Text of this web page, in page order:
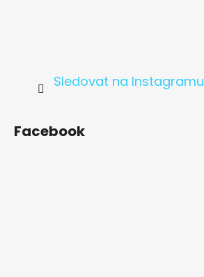
Sledovat na Instagramu
Facebook